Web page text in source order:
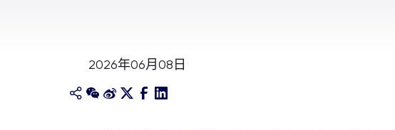
2026年06月08日